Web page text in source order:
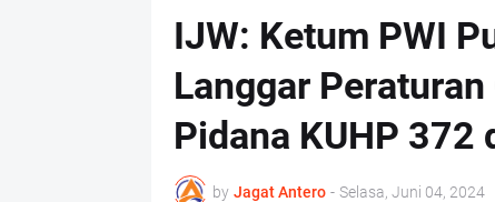
IJW: Ketum PWI
Langgar
Pidana KUHP 372
by Jagat Antero - Selasa, Juni 04, 2024